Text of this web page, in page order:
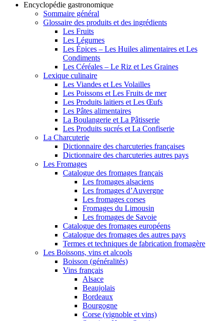
Encyclopédie gastronomique
Sommaire général
Glossaire des produits et des ingrédients
Les Fruits
Les Légumes
Les Épices – Les Huiles alimentaires et Les
Condiments
Les Céréales – Le Riz et Les Graines
Lexique culinaire
Les Viandes et Les Volailles
Les Poissons et Les Fruits de mer
Les Produits laitiers et Les Œufs
Les Pâtes alimentaires
La Boulangerie et La Pâtisserie
Les Produits sucrés et La Confiserie
La Charcuterie
Dictionnaire des charcuteries françaises
Dictionnaire des charcuteries autres pays
Les Fromages
Catalogue des fromages français
Les fromages alsaciens
Les fromages d’Auvergne
Les fromages corses
Fromages du Limousin
Les fromages de Savoie
Catalogue des fromages européens
Catalogue des fromages des autres pays
Termes et techniques de fabrication fromagère
Les Boissons, vins et alcools
Boisson (généralités)
Vins français
Alsace
Beaujolais
Bordeaux
Bourgogne
Corse (vignoble et vins)